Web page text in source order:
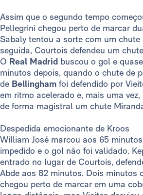
Assim que o segundo tempo
Pellegrini chegou perto de marcar
Sabaly tentou a sorte com um chute
seguida, Courtois defendeu um
O Real Madrid buscou o gol e
minutos depois, quando o chute de
de Bellingham foi defendido por
em ritmo acelerado e, mais uma
de forma magistral um chute
Despedida emocionante de Kroos
William José marcou aos 65
impedido e o gol não foi validado.
entrado no lugar de Courtois,
Abde aos 82 minutos. Dois minutos
chegou perto de marcar em uma